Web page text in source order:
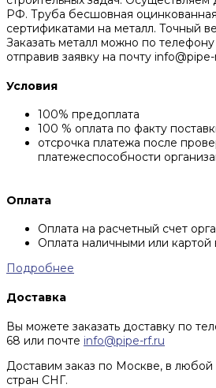
РФ. Труба бесшовная
сертификатами на металл. Точный
Заказать металл можно по
отправив заявку на почту info@pipe-
Условия
100% предоплата
100 % оплата по факту
отсрочка платежа после
платежеспособности
Оплата
Оплата на расчетный счет
Оплата наличными или
Подробнее
Доставка
Вы можете заказать доставку по
68 или почте info@pipe-rf.ru
Доставим заказ по Москве, в
стран СНГ.